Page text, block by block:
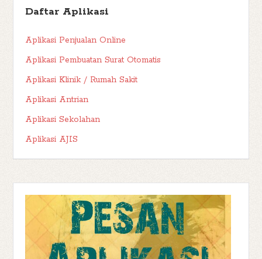
Daftar Aplikasi
Aplikasi Penjualan Online
Aplikasi Pembuatan Surat Otomatis
Aplikasi Klinik / Rumah Sakit
Aplikasi Antrian
Aplikasi Sekolahan
Aplikasi AJIS